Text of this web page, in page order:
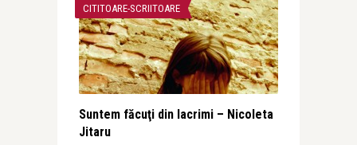
CITITOARE-SCRIITOARE
Suntem făcuţi din lacrimi – Nicoleta
Jitaru